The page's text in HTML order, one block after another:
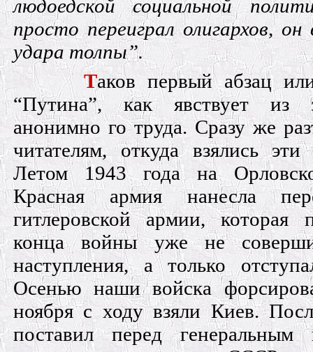
людоедской социальной
просто переиграл олигархов,
удара толпы”.
Таков первый абзац
“Путина”, как явствует из
анонимно го труда. Сразу же
читателям, откуда взялись
Летом 1943 года на
Красная армия нанесла
гитлеровской армии, которая
конца войны уже не
наступления, а только
Осенью наши войска
ноября с ходу взяли Киев.
поставил перед генеральным